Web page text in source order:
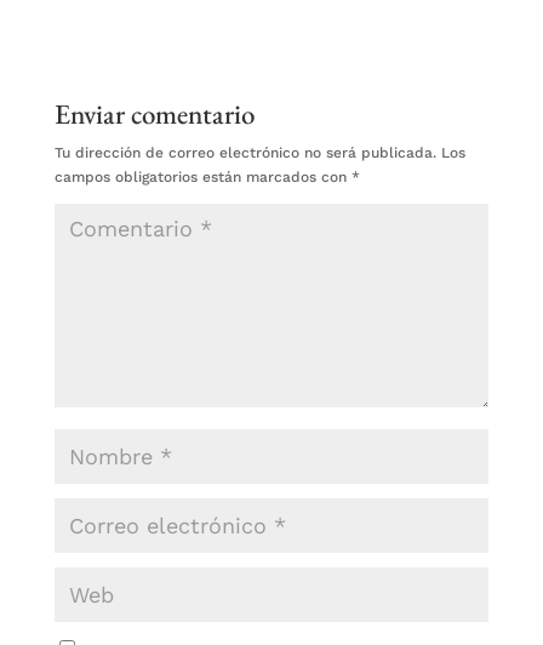
Enviar comentario
Tu dirección de correo electrónico no será publicada. Los
campos obligatorios están marcados con *